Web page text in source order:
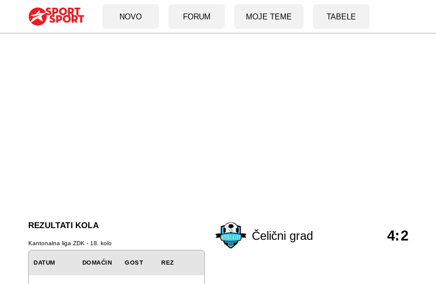
NOVO FORUM MOJE TEME TABELE
REZULTATI KOLA
Kantonalna liga ZDK - 18. kolo
DATUM DOMAĆIN GOST REZ
Čelični grad 4:2